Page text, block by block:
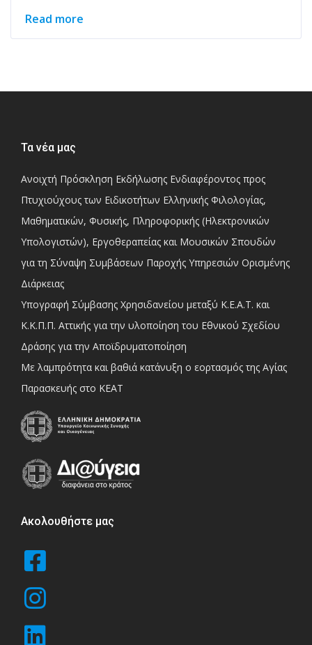
Read more
Τα νέα μας
Ανοιχτή Πρόσκληση Εκδήλωσης Ενδιαφέροντος προς
Πτυχιούχους των Ειδικοτήτων Ελληνικής Φιλολογίας,
Μαθηματικών, Φυσικής, Πληροφορικής (Ηλεκτρονικών
Υπολογιστών), Εργοθεραπείας και Μουσικών Σπουδών
για τη Σύναψη Συμβάσεων Παροχής Υπηρεσιών Ορισμένης
Διάρκειας
Υπογραφή Σύμβασης Χρησιδανείου μεταξύ Κ.Ε.Α.Τ. και
Κ.Κ.Π.Π. Αττικής για την υλοποίηση του Εθνικού Σχεδίου
Δράσης για την Αποϊδρυματοποίηση
Με λαμπρότητα και βαθιά κατάνυξη ο εορτασμός της Αγίας
Παρασκευής στο ΚΕΑΤ
Ακολουθήστε μας